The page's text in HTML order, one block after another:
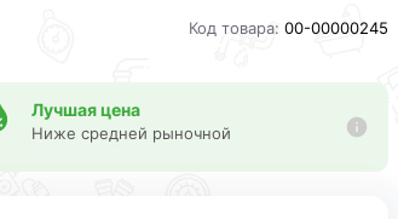
Код товара: 00-00000245
Лучшая цена
Ниже средней рыночной